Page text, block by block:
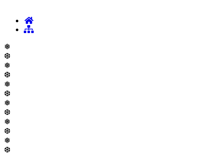
❅
❆
❅
❆
❅
❆
❅
❆
❅
❆
❅
❆